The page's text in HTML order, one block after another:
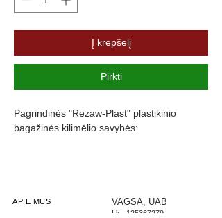
Į krepšelį
Pirkti
Pagrindinės "Rezaw-Plast" plastikinio
bagažinės kilimėlio savybės:
Pagamintas iš polietileno
Turi gofruotą paviršių
APIE MUS
VAGSA, UAB
Į.k.: 125367279